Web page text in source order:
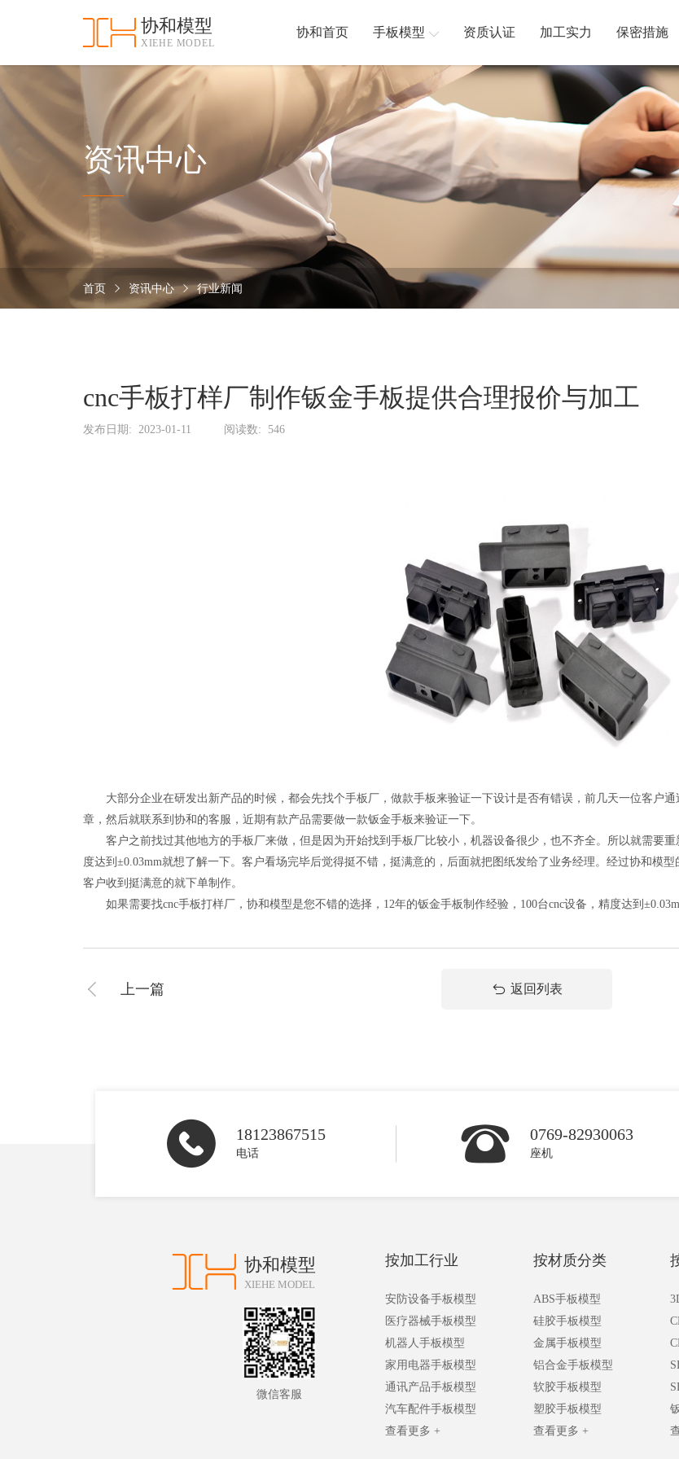
协和模型
XIEHE MODEL
协和首页 手板模型 资质认证 加工实力 保密措施
资讯中心
首页 资讯中心 行业新闻
cnc手板打样厂制作钣金手板提供合理报价与加工
发布日期: 2023-01-11 阅读数: 546
大部分企业在研发出新产品的时候，都会先找个手板厂，做款手板来验证一下设计是否有错误，前几天一位客户通
章，然后就联系到协和的客服，近期有款产品需要做一款钣金手板来验证一下。
客户之前找过其他地方的手板厂来做，但是因为开始找到手板厂比较小，机器设备很少，也不齐全。所以就需要重
度达到±0.03mm就想了解一下。客户看场完毕后觉得挺不错，挺满意的，后面就把图纸发给了业务经理。经过协和模
客户收到挺满意的就下单制作。
如果需要找cnc手板打样厂，协和模型是您不错的选择，12年的钣金手板制作经验，100台cnc设备，精度达到
上一篇 返回列表
18123867515
电话
0769-82930063
座机
协和模型
XIEHE MODEL
微信客服
按加工行业
安防设备手板模型
医疗器械手板模型
机器人手板模型
家用电器手板模型
通讯产品手板模型
汽车配件手板模型
查看更多 +
按材质分类
ABS手板模型
硅胶手板模型
金属手板模型
铝合金手板模型
软胶手板模型
塑胶手板模型
查看更多 +
和
首
页
手
型
资
认
加
实
保
密
施